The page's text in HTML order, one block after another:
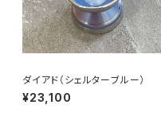
ダイアド（シェルターブルー）
¥23,100